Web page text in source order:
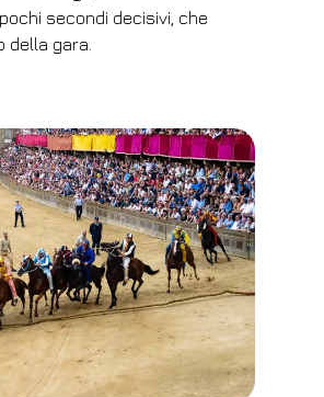
secondi decisivi, che
della gara.